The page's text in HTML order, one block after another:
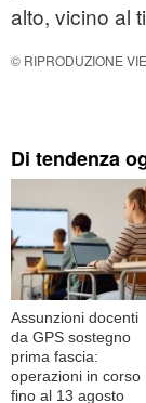
alto, vicino al
© RIPRODUZIONE
Di tendenza
Assunzioni docenti
da GPS sostegno
prima fascia:
operazioni in corso
fino al 13 agosto